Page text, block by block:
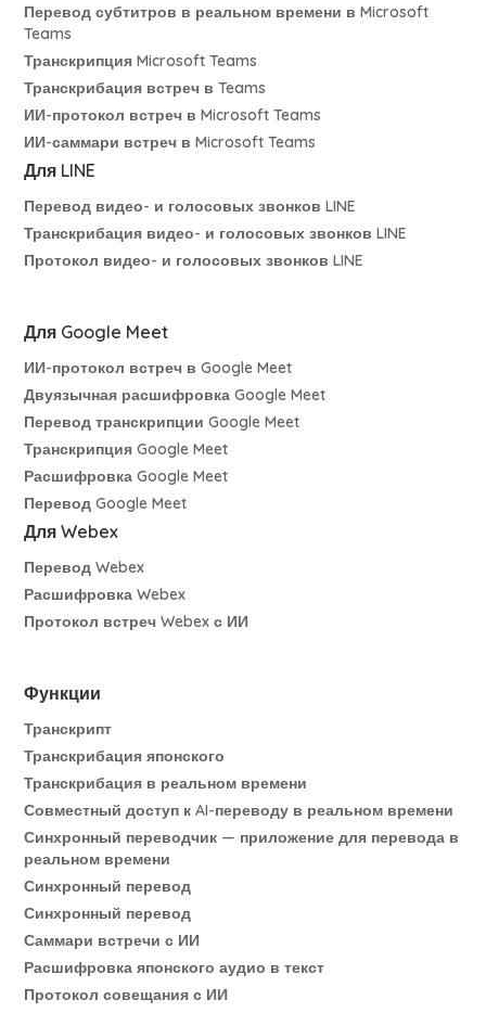
Перевод субтитров в реальном времени в Microsoft
Teams
Транскрипция Microsoft Teams
Транскрибация встреч в Teams
ИИ-протокол встреч в Microsoft Teams
ИИ-саммари встреч в Microsoft Teams
Для LINE
Перевод видео- и голосовых звонков LINE
Транскрибация видео- и голосовых звонков LINE
Протокол видео- и голосовых звонков LINE
Для Google Meet
ИИ-протокол встреч в Google Meet
Двуязычная расшифровка Google Meet
Перевод транскрипции Google Meet
Транскрипция Google Meet
Расшифровка Google Meet
Перевод Google Meet
Для Webex
Перевод Webex
Расшифровка Webex
Протокол встреч Webex с ИИ
Функции
Транскрипт
Транскрибация японского
Транскрибация в реальном времени
Совместный доступ к AI-переводу в реальном времени
Синхронный переводчик — приложение для перевода в
реальном времени
Синхронный перевод
Синхронный перевод
Саммари встречи с ИИ
Расшифровка японского аудио в текст
Протокол совещания с ИИ